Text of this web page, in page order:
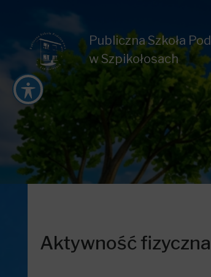
Publiczna Szkoła
w Szpikołosach
Aktywność